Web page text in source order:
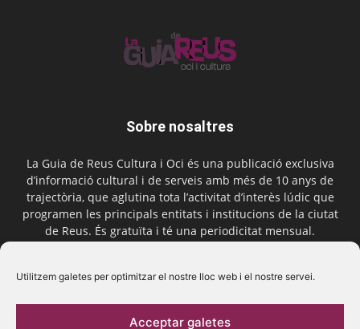
Utilitzem galetes per optimitzar el nostre lloc web i el nostre servei.
Acceptar galetes
Sobre nosaltres
La Guia de Reus Cultura i Oci és una publicació exclusiva
d’informació cultural i de serveis amb més de 10 anys de
trajectòria, que aglutina tota l’activitat d’interès lúdic que
programen les principals entitats i institucions de la ciutat
de Reus. És gratuïta i té una periodicitat mensual.
Segueix-nos